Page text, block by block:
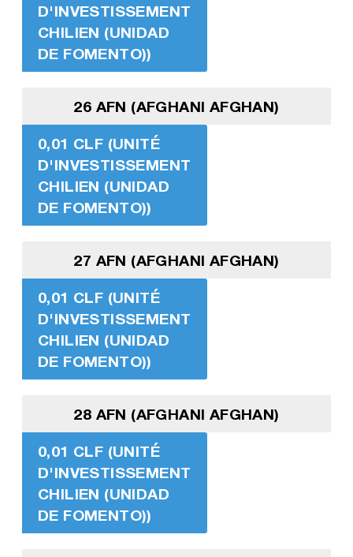
D'INVESTISSEMENT
CHILIEN (UNIDAD
DE FOMENTO))
26 AFN (AFGHANI AFGHAN)
0,01 CLF (UNITÉ
D'INVESTISSEMENT
CHILIEN (UNIDAD
DE FOMENTO))
27 AFN (AFGHANI AFGHAN)
0,01 CLF (UNITÉ
D'INVESTISSEMENT
CHILIEN (UNIDAD
DE FOMENTO))
28 AFN (AFGHANI AFGHAN)
0,01 CLF (UNITÉ
D'INVESTISSEMENT
CHILIEN (UNIDAD
DE FOMENTO))